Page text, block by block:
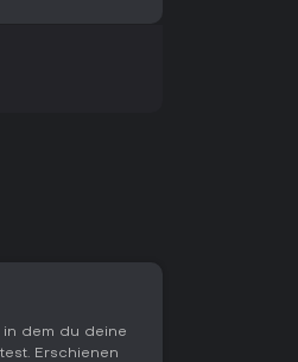
in dem du deine
Erschienen